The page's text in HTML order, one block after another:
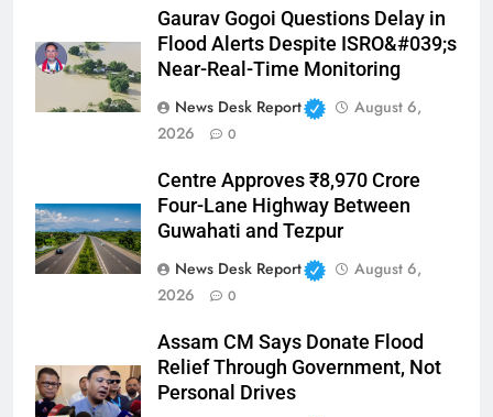
Gaurav Gogoi Questions Delay in
Flood Alerts Despite ISRO&#039;s
Near-Real-Time Monitoring
News Desk Report
August 6,
2026
0
Centre Approves ₹8,970 Crore
Four-Lane Highway Between
Guwahati and Tezpur
News Desk Report
August 6,
2026
0
Assam CM Says Donate Flood
Relief Through Government, Not
Personal Drives